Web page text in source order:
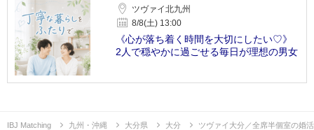
ツヴァイ北九州
8/8(土) 13:00
《心が落ち着く時間を大切にしたい♡》
2人で穏やかに過ごせる毎日が理想の男女
IBJ Matching 九州・沖縄 大分県 大分 ツヴァイ大分／全席半個室の婚